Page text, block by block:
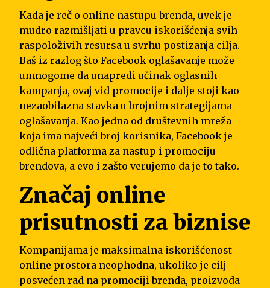
Kada je reč o online nastupu brenda, uvek je
mudro razmišljati u pravcu iskorišćenja svih
raspoloživih resursa u svrhu postizanja cilja.
Baš iz razlog što Facebook oglašavanje može
umnogome da unapredi učinak oglasnih
kampanja, ovaj vid promocije i dalje stoji kao
nezaobilazna stavka u brojnim strategijama
oglašavanja. Kao jedna od društevnih mreža
koja ima najveći broj korisnika, Facebook je
odlična platforma za nastup i promociju
brendova, a evo i zašto verujemo da je to tako.
Značaj online
prisutnosti za biznise
Kompanijama je maksimalna iskorišćenost
online prostora neophodna, ukoliko je cilj
posvećen rad na promociji brenda, proizvoda